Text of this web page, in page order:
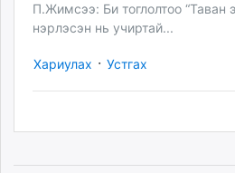
П.Жимсээ: Би тоглолтоо “Таван
нэрлэсэн нь учиртай...
Хариулах · Устгах